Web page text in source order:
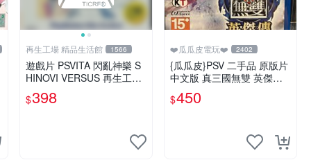
再生工場 精品生活館 1566
遊戲片 PSVITA 閃亂神樂 S
HINOVI VERSUS 再生工場
01
$398
❤️瓜瓜皮電玩❤️ 2402
{瓜瓜皮}PSV 二手品 原版片
中文版 真三國無雙 英傑傳
(遊戲都有回收)
$450